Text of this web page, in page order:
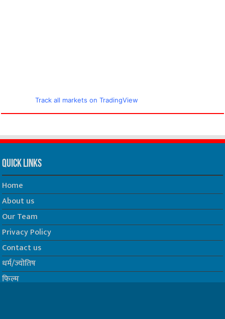
Track all markets on TradingView
Quick Links
Home
About us
Our Team
Privacy Policy
Contact us
धर्म/ज्योतिष
फिल्म